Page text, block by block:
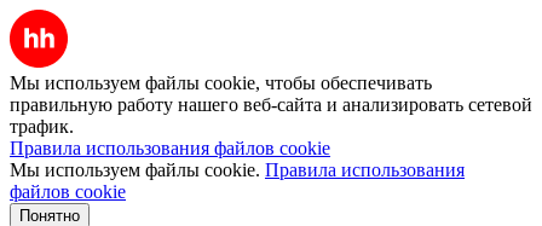
Мы используем файлы cookie, чтобы обеспечивать
правильную работу нашего веб-сайта и анализировать сетевой
трафик.
Правила использования файлов cookie
Мы используем файлы cookie. Правила использования
файлов cookie
Понятно